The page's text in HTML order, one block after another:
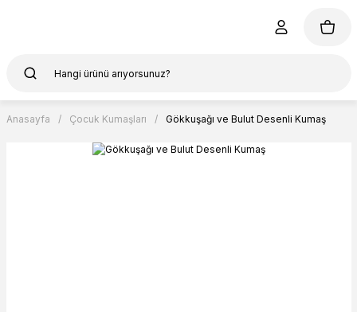
Anasayfa Çocuk Kumaşları Gökkuşağı ve Bulut Desenli Kumaş